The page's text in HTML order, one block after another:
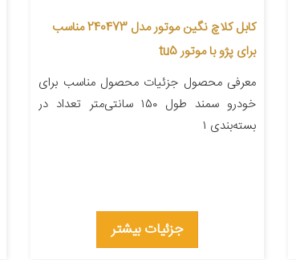
کابل کلاچ نگین موتور مدل 240473 مناسب
برای پژو با موتور tu5
معرفی محصول جزئیات محصول مناسب برای
خودرو سمند طول ۱۵۰ سانتی‌متر تعداد در
بسته‌بندی ۱
جزئیات بیشتر